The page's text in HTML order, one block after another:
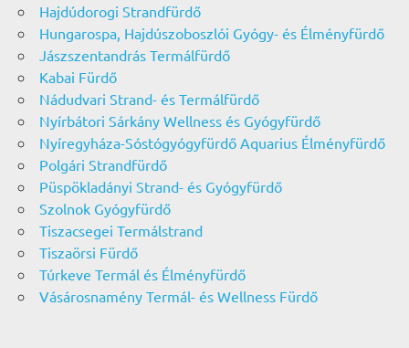
Hajdúdorogi Strandfürdő
Hungarospa, Hajdúszoboszlói Gyógy- és Élményfürdő
Jászszentandrás Termálfürdő
Kabai Fürdő
Nádudvari Strand- és Termálfürdő
Nyírbátori Sárkány Wellness és Gyógyfürdő
Nyíregyháza-Sóstógyógyfürdő Aquarius Élményfürdő
Polgári Strandfürdő
Püspökladányi Strand- és Gyógyfürdő
Szolnok Gyógyfürdő
Tiszacsegei Termálstrand
Tiszaörsi Fürdő
Túrkeve Termál és Élményfürdő
Vásárosnamény Termál- és Wellness Fürdő